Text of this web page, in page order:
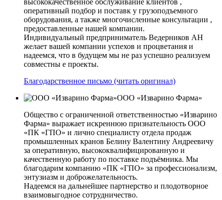
высококачественное обслуживание клиентов ,
оперативный подбор и поставк у грузоподъемного
оборудования, а также многочисленные консультации ,
предоставленные нашей компании.
Индивидуальный предприниматель Ведерников АН
желает вашей компании успехов и процветания и
надеемся, что в будущем мы не раз успешно реализуем
совместны е проекты.
Благодарственное письмо (читать оригинал)
ООО «Изварино Фарма»
Общество с ограниченной ответственностью «Изварино
Фарма» выражает искреннюю признательность ООО
«ПК «ГПО» и лично специалисту отдела продаж
промышленных кранов Белину Валентину Андреевичу
за оперативную, высококвалифицированную и
качественную работу по поставке подъёмника. Мы
благодарим компанию «ПК «ГПО» за профессионализм,
энтузиазм и доброжелательность.
Надеемся на дальнейшее партнерство и плодотворное
взаимовыгодное сотрудничество.